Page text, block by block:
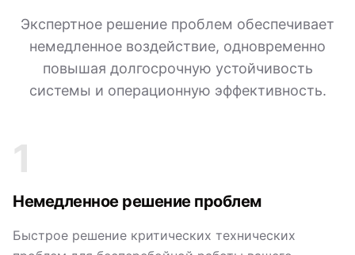
Экспертное решение проблем обеспечивает
немедленное воздействие, одновременно
повышая долгосрочную устойчивость
системы и операционную эффективность.
1
Немедленное решение проблем
Быстрое решение критических технических